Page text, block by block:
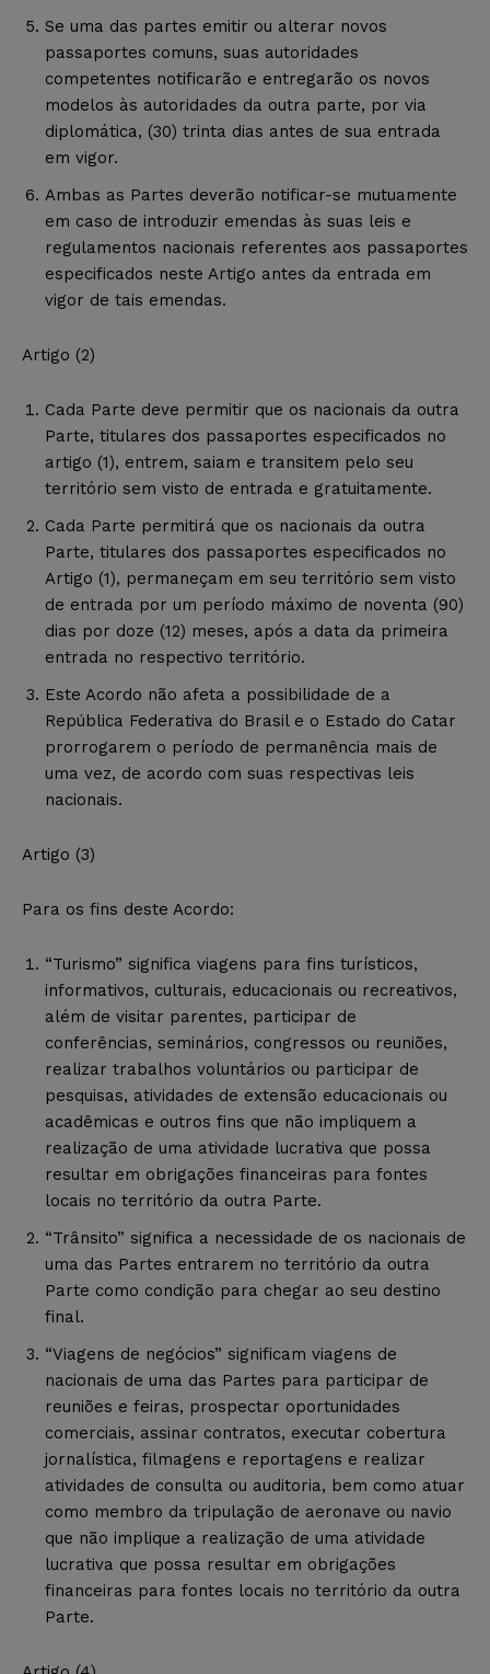
Se uma das partes emitir ou alterar novos
passaportes comuns, suas autoridades
competentes notificarão e entregarão os novos
modelos às autoridades da outra parte, por via
diplomática, (30) trinta dias antes de sua entrada
em vigor.
Ambas as Partes deverão notificar-se mutuamente
em caso de introduzir emendas às suas leis e
regulamentos nacionais referentes aos passaportes
especificados neste Artigo antes da entrada em
vigor de tais emendas.
Artigo (2)
Cada Parte deve permitir que os nacionais da outra
Parte, titulares dos passaportes especificados no
artigo (1), entrem, saiam e transitem pelo seu
território sem visto de entrada e gratuitamente.
Cada Parte permitirá que os nacionais da outra
Parte, titulares dos passaportes especificados no
Artigo (1), permaneçam em seu território sem visto
de entrada por um período máximo de noventa (90)
dias por doze (12) meses, após a data da primeira
entrada no respectivo território.
Este Acordo não afeta a possibilidade de a
República Federativa do Brasil e o Estado do Catar
prorrogarem o período de permanência mais de
uma vez, de acordo com suas respectivas leis
nacionais.
Artigo (3)
Para os fins deste Acordo:
“Turismo” significa viagens para fins turísticos,
informativos, culturais, educacionais ou recreativos,
além de visitar parentes, participar de
conferências, seminários, congressos ou reuniões,
realizar trabalhos voluntários ou participar de
pesquisas, atividades de extensão educacionais ou
acadêmicas e outros fins que não impliquem a
realização de uma atividade lucrativa que possa
resultar em obrigações financeiras para fontes
locais no território da outra Parte.
“Trânsito” significa a necessidade de os nacionais de
uma das Partes entrarem no território da outra
Parte como condição para chegar ao seu destino
final.
“Viagens de negócios” significam viagens de
nacionais de uma das Partes para participar de
reuniões e feiras, prospectar oportunidades
comerciais, assinar contratos, executar cobertura
jornalística, filmagens e reportagens e realizar
atividades de consulta ou auditoria, bem como atuar
como membro da tripulação de aeronave ou navio
que não implique a realização de uma atividade
lucrativa que possa resultar em obrigações
financeiras para fontes locais no território da outra
Parte.